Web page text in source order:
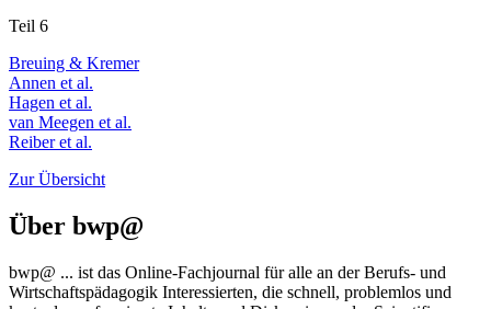
Teil 6
Breuing & Kremer
Annen et al.
Hagen et al.
van Meegen et al.
Reiber et al.
Zur Übersicht
Über bwp@
bwp@ ... ist das Online-Fachjournal für alle an der Berufs- und
Wirtschaftspädagogik Interessierten, die schnell, problemlos und